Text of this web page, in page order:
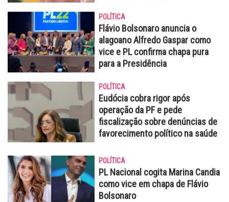
POLÍTICA
Flávio Bolsonaro anuncia o
alagoano Alfredo Gaspar como
vice e PL confirma chapa pura
para a Presidência
POLÍTICA
Eudócia cobra rigor após
operação da PF e pede
fiscalização sobre denúncias de
favorecimento político na saúde
POLÍTICA
PL Nacional cogita Marina Candia
como vice em chapa de Flávio
Bolsonaro